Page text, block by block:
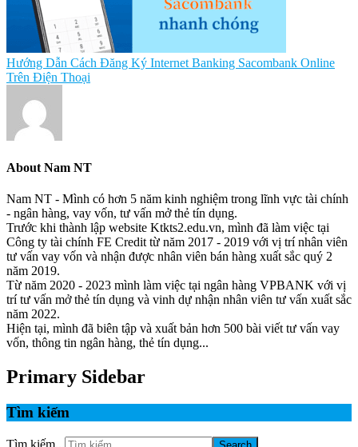
Hướng Dẫn Cách Đăng Ký Internet Banking Sacombank Online
Trên Điện Thoại
About Nam NT
Nam NT - Mình có hơn 5 năm kinh nghiệm trong lĩnh vực tài chính
- ngân hàng, vay vốn, tư vấn mở thẻ tín dụng.
Trước khi thành lập website Ktkts2.edu.vn, mình đã làm việc tại
Công ty tài chính FE Credit từ năm 2017 - 2019 với vị trí nhân viên
tư vấn vay vốn và nhận được nhân viên bán hàng xuất sắc quý 2
năm 2019.
Từ năm 2020 - 2023 mình làm việc tại ngân hàng VPBANK với vị
trí tư vấn mở thẻ tín dụng và vinh dự nhận nhân viên tư vấn xuất sắc
năm 2022.
Hiện tại, mình đã biên tập và xuất bản hơn 500 bài viết tư vấn vay
vốn, thông tin ngân hàng, thẻ tín dụng...
Primary Sidebar
Tìm kiếm
Tìm kiếm...